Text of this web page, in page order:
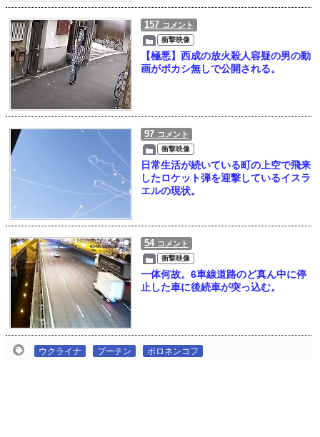
157 コメント
衝撃映像
【極悪】西成の放火殺人容疑の男の動
画がボカシ無しで公開される。
97 コメント
衝撃映像
日常生活が続いている町の上空で飛来
したロケット弾を迎撃しているイスラ
エルの現状。
54 コメント
衝撃映像
一体何故。6車線道路のど真ん中に停
止した車に後続車が突っ込む。
ウクライナ プーチン ボロネンコフ